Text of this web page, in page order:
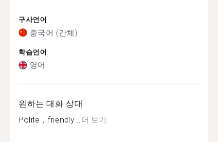
구사언어
중국어 (간체)
학습언어
영어
원하는 대화 상대
Polite，friendly...더 보기